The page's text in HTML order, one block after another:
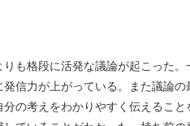
も格段に活発な議論が起こった
信力が上がっている。また議論
の考えをわかりやすく伝えるこ